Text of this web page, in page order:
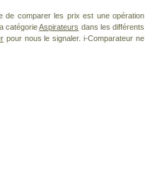
de comparer les prix est une opération
catégorieAspirateurs dans les différents
pour nous le signaler. i-Comparateur ne